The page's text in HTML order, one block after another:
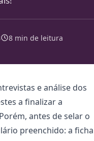
8 min de leitura
e análise dos
a finalizar a
antes de selar o
preenchido: a ficha